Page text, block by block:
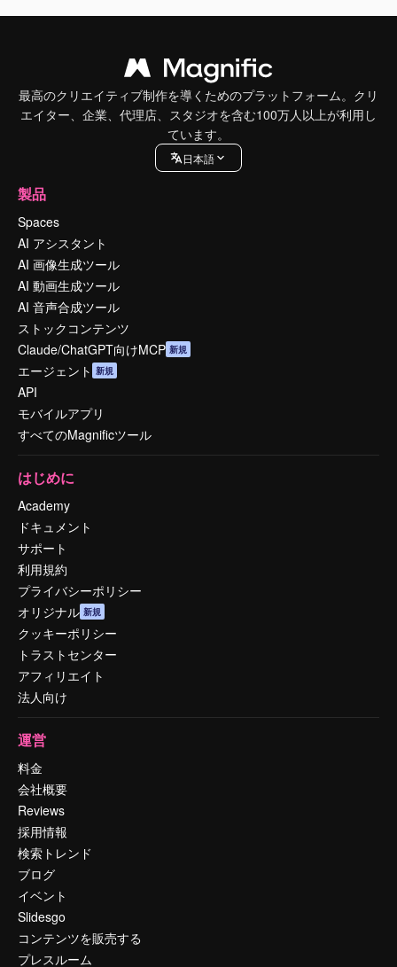
最高のクリエイティブ制作を導くためのプラットフォーム。クリ
エイター、企業、代理店、スタジオを含む100万人以上が利用し
ています。
日本語
製品
Spaces
AI アシスタント
AI 画像生成ツール
AI 動画生成ツール
AI 音声合成ツール
ストックコンテンツ
Claude/ChatGPT向けMCP 新規
エージェント 新規
API
モバイルアプリ
すべてのMagnificツール
はじめに
Academy
ドキュメント
サポート
利用規約
プライバシーポリシー
オリジナル 新規
クッキーポリシー
トラストセンター
アフィリエイト
法人向け
運営
料金
会社概要
Reviews
採用情報
検索トレンド
ブログ
イベント
Slidesgo
コンテンツを販売する
プレスルーム